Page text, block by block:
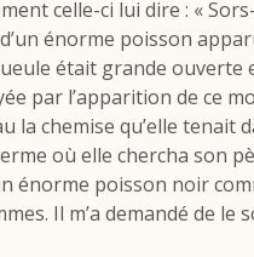
celle-ci lui dire : «
d’un énorme poisson
était grande ouverte
par l’apparition de ce
la chemise qu’elle tenait
où elle chercha son
énorme poisson noir
Il m’a demandé de le